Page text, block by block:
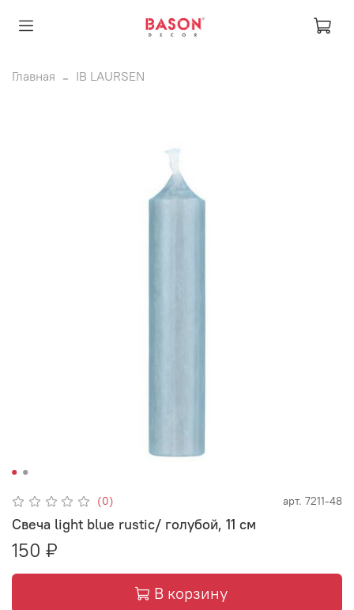
Главная IB LAURSEN
(0) арт. 7211-48
Свеча light blue rustic/ голубой, 11 см
150 ₽
В корзину